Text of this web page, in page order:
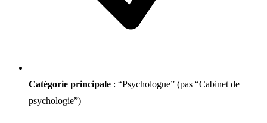
Catégorie principale : “Psychologue” (pas “Cabinet de
psychologie”)